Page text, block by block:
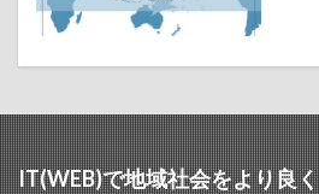
IT(WEB)で地域社会をより良く